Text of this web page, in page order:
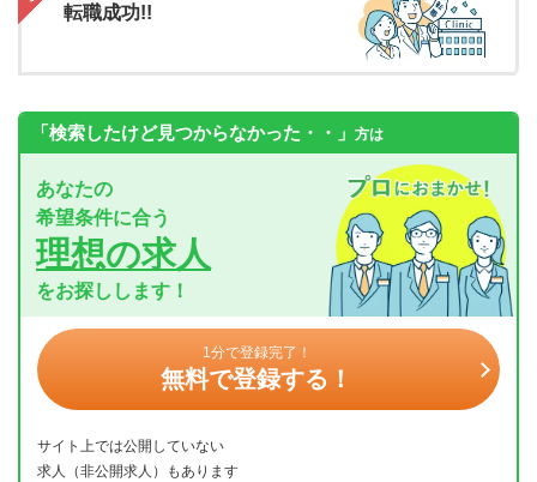
転職成功!!
「検索したけど見つからなかった・・」 方は
あなたの
希望条件に合う
理想の求人
をお探しします！
1分で登録完了！
無料で登録する！
サイト上では公開していない
求人（非公開求人）もあります